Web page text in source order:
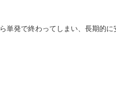
単発で終わってしまい、 長期的に